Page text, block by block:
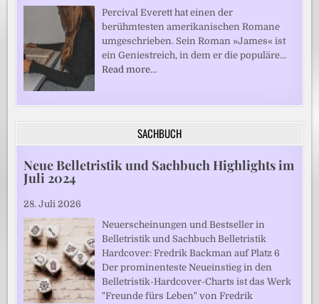
Percival Everett hat einen der
berühmtesten amerikanischen Romane
umgeschrieben. Sein Roman »James« ist
ein Geniestreich, in dem er die populäre…
Read more…
SACHBUCH
Neue Belletristik und Sachbuch Highlights im
Juli 2024
28. Juli 2026
Neuerscheinungen und Bestseller in
Belletristik und Sachbuch Belletristik
Hardcover: Fredrik Backman auf Platz 6
Der prominenteste Neueinstieg in den
Belletristik-Hardcover-Charts ist das Werk
"Freunde fürs Leben" von Fredrik